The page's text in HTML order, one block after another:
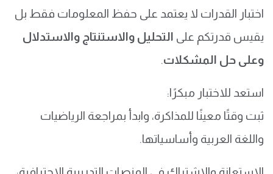
اختبار القدرات لا يعتمد على حفظ المعلومات فقط بل
يقيس قدرتكم على التحليل والاستنتاج والاستدلال
وعلى حل المشكلات.
استعد للاختبار مبكرًا:
ثبت وقتًا معينًا للمذاكرة، وابدأ بمراجعة الرياضيات
واللغة العربية وأساسياتها.